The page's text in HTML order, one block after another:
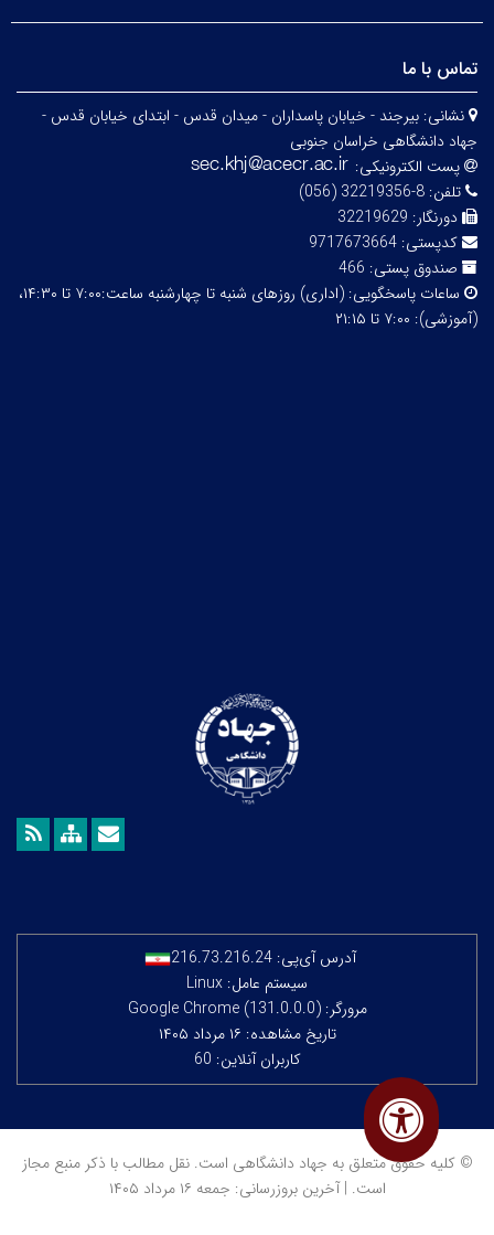
تماس با ما
نشانی: بیرجند - خیابان پاسداران - میدان قدس - ابتدای خیابان قدس -
جهاد دانشگاهی خراسان جنوبی
پست الکترونیکی:
تلفن: 8-32219356 (056)
دورنگار: 32219629
کدپستی: 9717673664
صندوق پستی: 466
ساعات پاسخگویی:
(اداری) روزهای شنبه تا چهارشنبه ساعت:۷:۰۰ تا ۱۴:۳۰،
(آموزشی): ۷:۰۰ تا ۲۱:۱۵
آدرس آی‌پی: 216.73.216.24
سیستم عامل: Linux
مرورگر: Google Chrome (131.0.0.0)
تاریخ مشاهده: ۱۶ مرداد ۱۴۰۵
کاربران آنلاین: 60
© کلیه حقوق متعلق به جهاد دانشگاهی است. نقل مطالب با ذکر منبع مجاز
است. | آخرین بروزرسانی: جمعه ۱۶ مرداد ۱۴۰۵